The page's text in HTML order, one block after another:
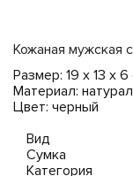
Кожаная мужская
Размер: 19 х 13 х 6
Материал:
Цвет: черный
Вид
Сумка
Категория